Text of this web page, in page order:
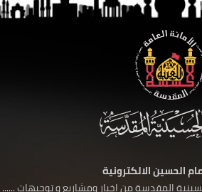
الحسين الالكترونية
المقدسة من اخبار ومشاريع و توجيهات ......